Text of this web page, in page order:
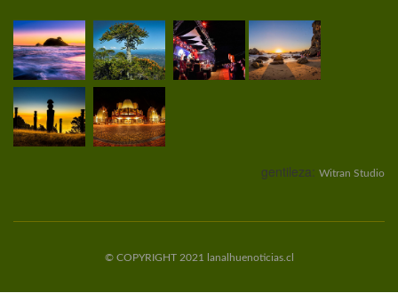
gentileza: Witran Studio
© COPYRIGHT 2021 lanalhuenoticias.cl